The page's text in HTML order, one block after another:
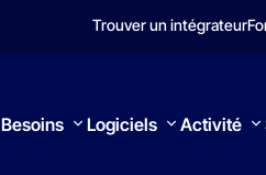
Trouver un intégrateur
Besoins Logiciels Activité